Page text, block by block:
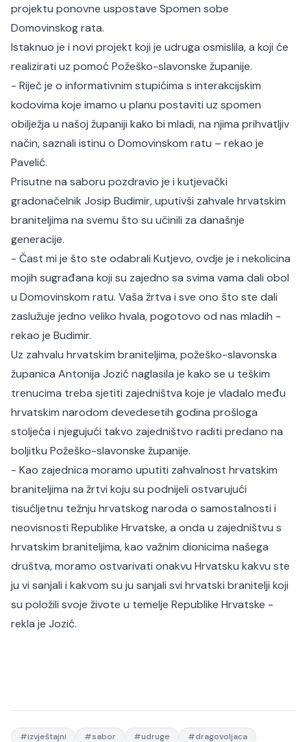
projektu ponovne uspostave Spomen sobe
Domovinskog rata.
Istaknuo je i novi projekt koji je udruga osmislila, a koji će
realizirati uz pomoć Požeško-slavonske županije.
- Riječ je o informativnim stupićima s interakcijskim
kodovima koje imamo u planu postaviti uz spomen
obilježja u našoj županiji kako bi mladi, na njima prihvatljiv
način, saznali istinu o Domovinskom ratu – rekao je
Pavelić.
Prisutne na saboru pozdravio je i kutjevački
gradonačelnik Josip Budimir, uputivši zahvale hrvatskim
braniteljima na svemu što su učinili za današnje
generacije.
- Čast mi je što ste odabrali Kutjevo, ovdje je i nekolicina
mojih sugrađana koji su zajedno sa svima vama dali obol
u Domovinskom ratu. Vaša žrtva i sve ono što ste dali
zaslužuje jedno veliko hvala, pogotovo od nas mladih -
rekao je Budimir.
Uz zahvalu hrvatskim braniteljima, požeško-slavonska
županica Antonija Jozić naglasila je kako se u teškim
trenucima treba sjetiti zajedništva koje je vladalo među
hrvatskim narodom devedesetih godina prošloga
stoljeća i njegujući takvo zajedništvo raditi predano na
boljitku Požeško-slavonske županije.
- Kao zajednica moramo uputiti zahvalnost hrvatskim
braniteljima na žrtvi koju su podnijeli ostvarujući
tisućljetnu težnju hrvatskog naroda o samostalnosti i
neovisnosti Republike Hrvatske, a onda u zajedništvu s
hrvatskim braniteljima, kao važnim dionicima našega
društva, moramo ostvarivati onakvu Hrvatsku kakvu ste
ju vi sanjali i kakvom su ju sanjali svi hrvatski branitelji koji
su položili svoje živote u temelje Republike Hrvatske -
rekla je Jozić.
#izvještajni #sabor #udruge #dragovoljaca